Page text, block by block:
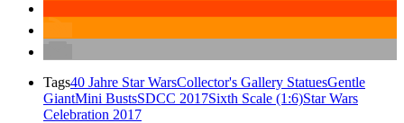
Tags40 Jahre Star WarsCollector's Gallery StatuesGentle
GiantMini BustsSDCC 2017Sixth Scale (1:6)Star Wars
Celebration 2017